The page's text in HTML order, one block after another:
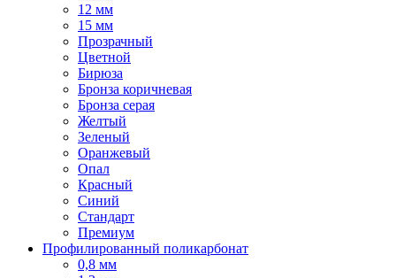
12 мм
15 мм
Прозрачный
Цветной
Бирюза
Бронза коричневая
Бронза серая
Желтый
Зеленый
Оранжевый
Опал
Красный
Синий
Стандарт
Премиум
Профилированный поликарбонат
0,8 мм